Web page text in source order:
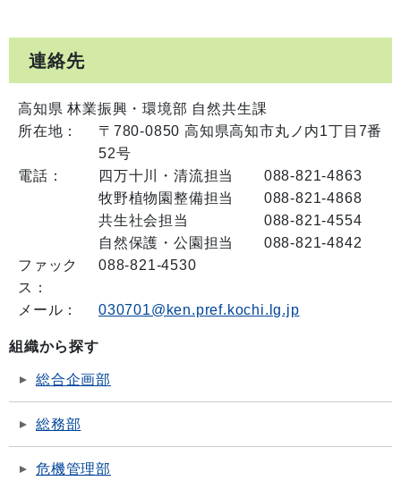
連絡先
高知県 林業振興・環境部 自然共生課
所在地：
〒780-0850 高知県高知市丸ノ内1丁目7番
52号
電話：
四万十川・清流担当 088-821-4863
牧野植物園整備担当 088-821-4868
共生社会担当 088-821-4554
自然保護・公園担当 088-821-4842
ファック
ス：
088-821-4530
メール： 030701@ken.pref.kochi.lg.jp
組織から探す
総合企画部
総務部
危機管理部